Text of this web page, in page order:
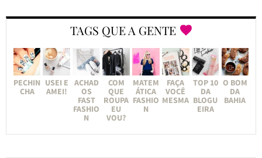
TAGS QUE A GENTE
PECHIN
CHA
USEI E
AMEI!
ACHAD
OS
FAST
FASHIO
N
COM
QUE
ROUPA
EU
VOU?
MATEM
ÁTICA
FASHIO
N
FAÇA
VOCÊ
MESMA
TOP 10
DA
BLOGU
EIRA
O BOM
DA
BAHIA